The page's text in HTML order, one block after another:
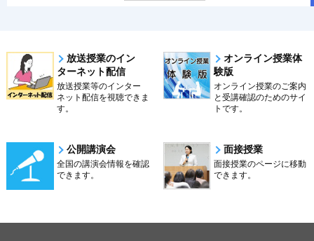
放送授業のイン
ターネット配信
放送授業等のインター
ネット配信を視聴できま
す。
オンライン授業体
験版
オンライン授業のご案内
と受講確認のためのサイ
トです。
公開講演会
全国の講演会情報を確認
できます。
面接授業
面接授業のページに移動
できます。